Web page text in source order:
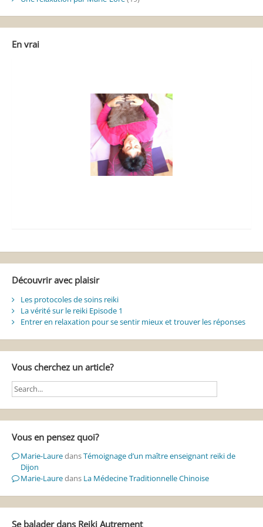
En vrai
Découvrir avec plaisir
Les protocoles de soins reiki
La vérité sur le reiki Episode 1
Entrer en relaxation pour se sentir mieux et trouver les réponses
Vous cherchez un article?
Vous en pensez quoi?
Marie-LauredansTémoignage d’un maître enseignant reiki de
Dijon
Marie-Lauredans La Médecine Traditionnelle Chinoise
Se balader dans Reiki Autrement